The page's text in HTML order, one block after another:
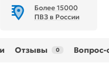
Более 15000
ПВЗ в России
Отзывы 0 Вопрос-